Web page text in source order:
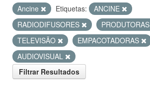
Ancine
Etiquetas:
ANCINE
RADIODIFUSORES
PRODUTORAS
TELEVISÃO
EMPACOTADORAS
AUDIOVISUAL
Filtrar Resultados